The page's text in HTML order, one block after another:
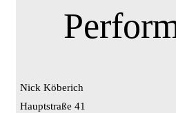
Nick Köberich
Hauptstraße 41